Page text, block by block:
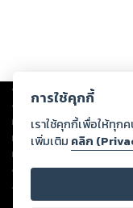
Copyright © 2026
ต่อผลงานหรือเนื้อหาใดที่อัป
ทรัพย์สินทางปัญญาของบุค
ทุกท่านโปรดใช้วิจารณญาณ
หนึ่งส่วนใดขัดต่อกฎหมายแ
ดำเนินการในทันที ทั้งนี้ ท
ลิขสิทธิ์ พ.ศ. 2537 (ฉบับล่าสุ
การใช้คุกกี้
เราใช้คุกกี้เพื่อให้ทุก
เพิ่มเติม คลิก